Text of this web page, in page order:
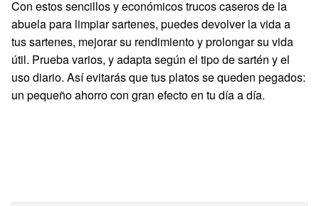
Con estos sencillos y económicos trucos caseros de la
abuela para limpiar sartenes, puedes devolver la vida a
tus sartenes, mejorar su rendimiento y prolongar su vida
útil. Prueba varios, y adapta según el tipo de sartén y el
uso diario. Así evitarás que tus platos se queden pegados:
un pequeño ahorro con gran efecto en tu día a día.